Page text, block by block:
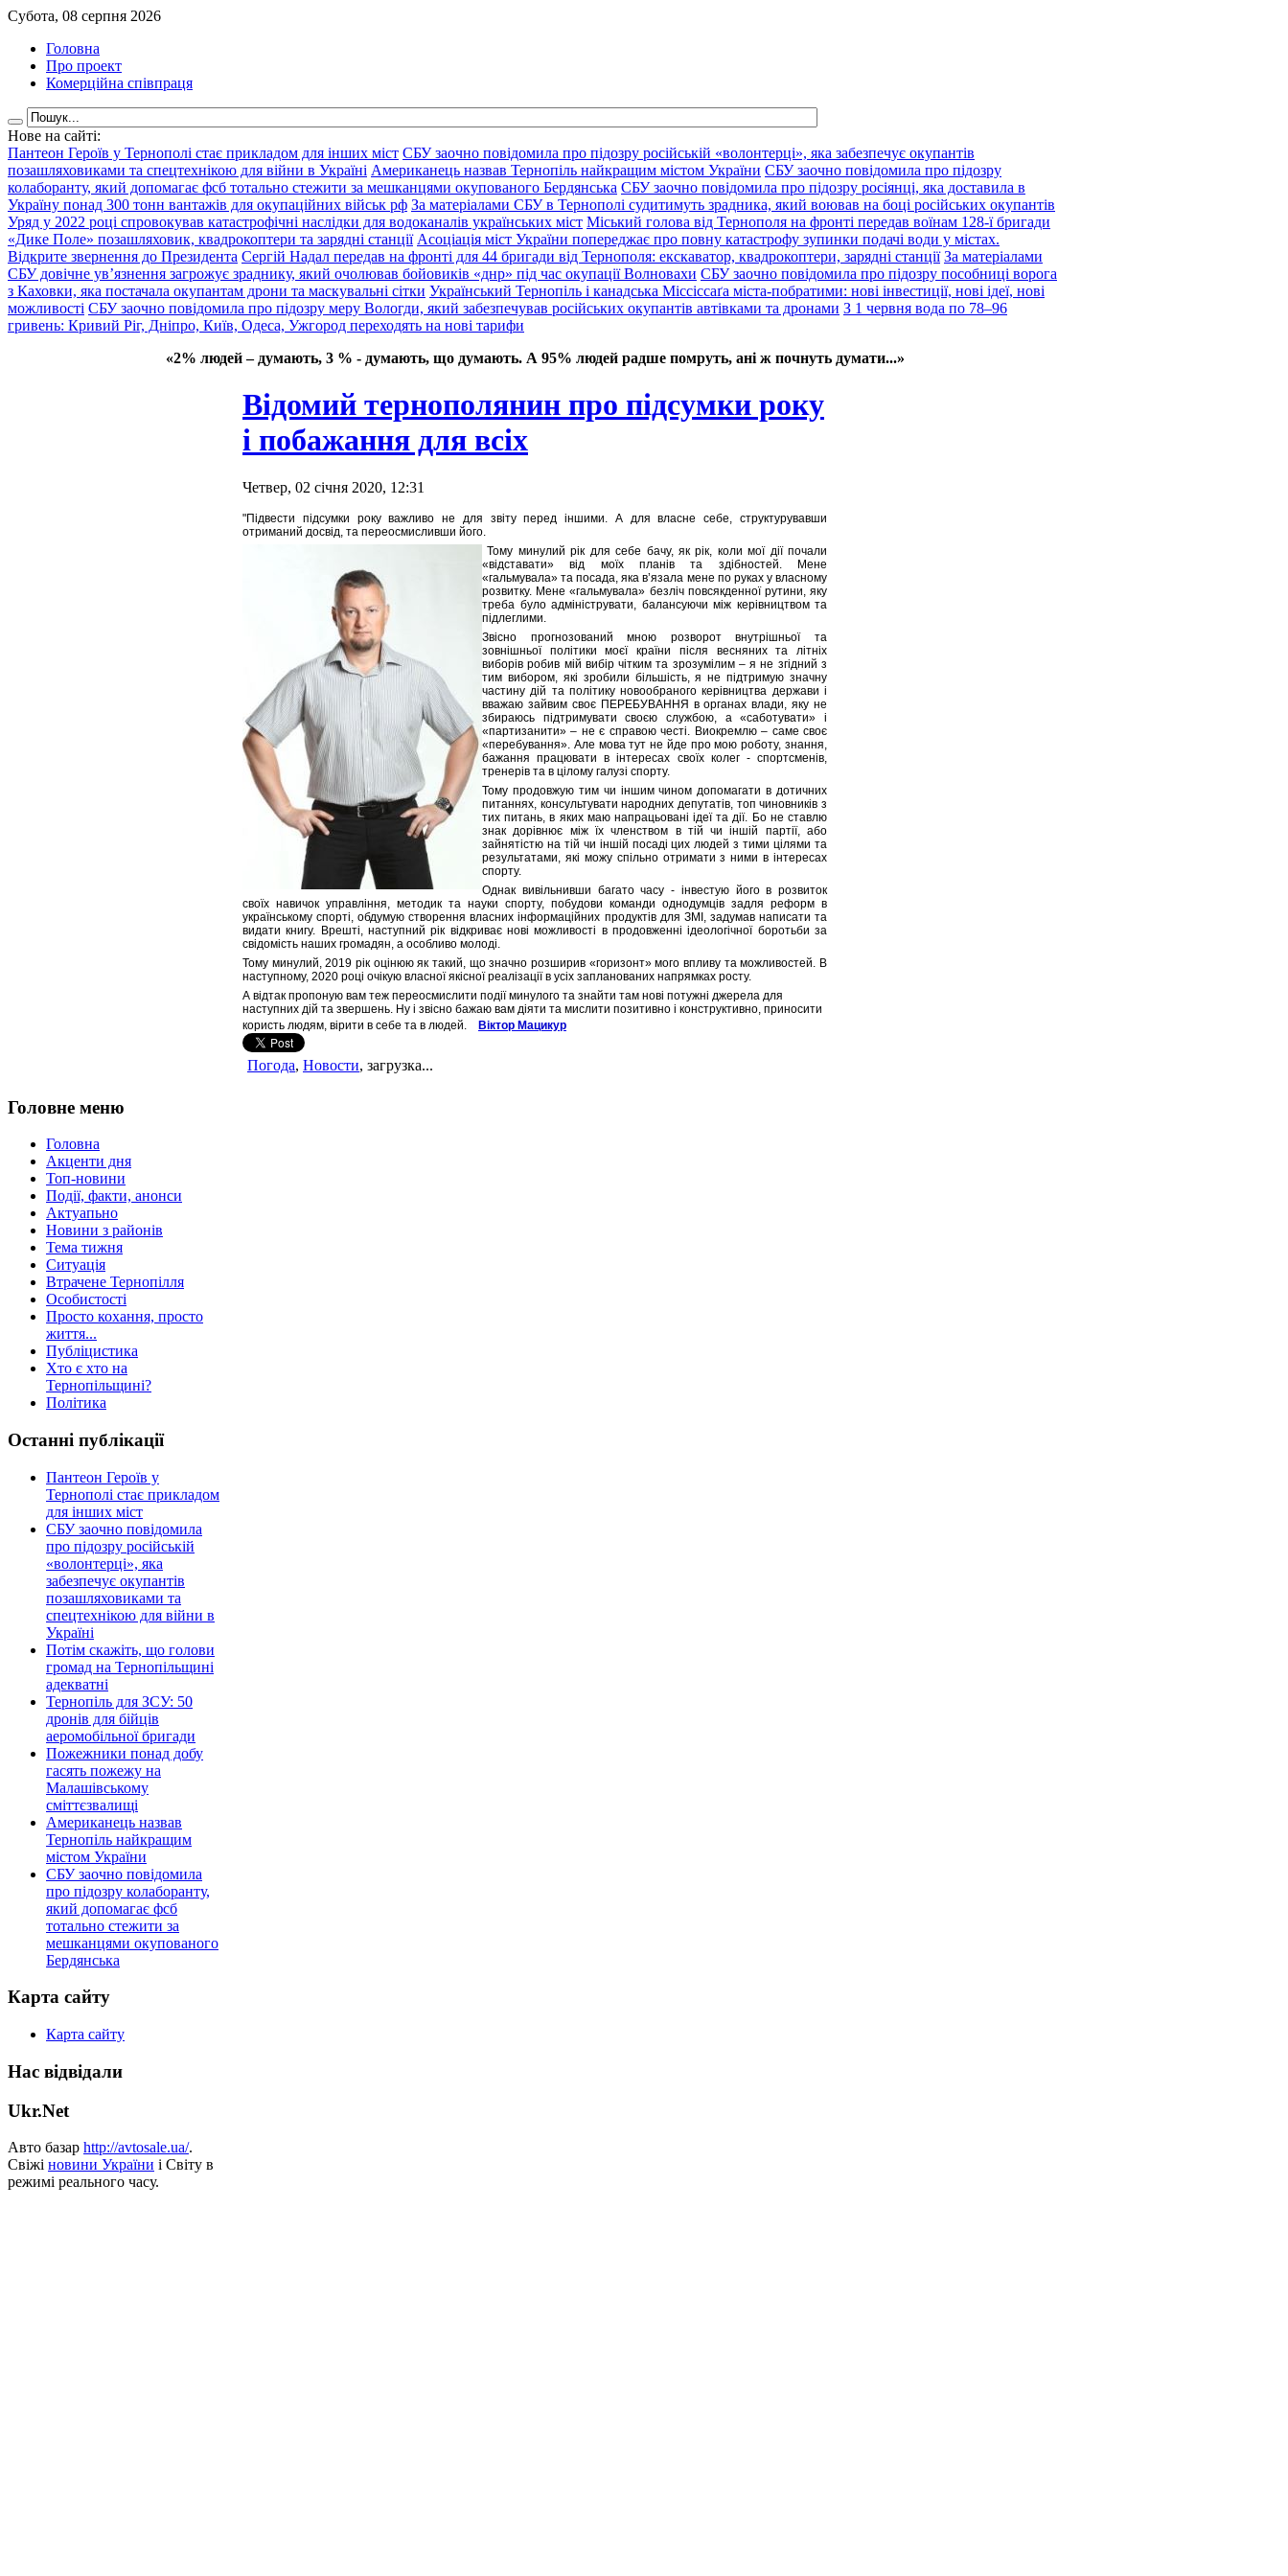
Субота, 08 серпня 2026
Головна
Про проект
Комерційна співпраця
Нове на сайті:
Пантеон Героїв у Тернополі стає прикладом для інших міст СБУ заочно повідомила про підозру російській «волонтерці», яка забезпечує окупантів
позашляховиками та спецтехнікою для війни в Україні Американець назвав Тернопіль найкращим містом України СБУ заочно повідомила про підозру
колаборанту, який допомагає фсб тотально стежити за мешканцями окупованого Бердянська СБУ заочно повідомила про підозру росіянці, яка доставила в
Україну понад 300 тонн вантажів для окупаційних військ рф За матеріалами СБУ в Тернополі судитимуть зрадника, який воював на боці російських окупантів
Уряд у 2022 році спровокував катастрофічні наслідки для водоканалів українських міст Міський голова від Тернополя на фронті передав воїнам 128-ї бригади
«Дике Поле» позашляховик, квадрокоптери та зарядні станції Асоціація міст України попереджає про повну катастрофу зупинки подачі води у містах.
Відкрите звернення до Президента Сергій Надал передав на фронті для 44 бригади від Тернополя: екскаватор, квадрокоптери, зарядні станції За матеріалами
СБУ довічне ув’язнення загрожує зраднику, який очолював бойовиків «днр» під час окупації Волновахи СБУ заочно повідомила про підозру пособниці ворога
з Каховки, яка постачала окупантам дрони та маскувальні сітки Український Тернопіль і канадська Міссіссаґа міста-побратими: нові інвестиції, нові ідеї, нові
можливості СБУ заочно повідомила про підозру меру Вологди, який забезпечував російських окупантів автівками та дронами З 1 червня вода по 78–96
гривень: Кривий Ріг, Дніпро, Київ, Одеса, Ужгород переходять на нові тарифи
«2% людей – думають, 3 % - думають, що думають. А 95% людей радше помруть, ані ж почнуть думати...»
Відомий тернополянин про підсумки року
і побажання для всіх
Четвер, 02 січня 2020, 12:31
"Підвести підсумки року важливо не для звіту перед іншими. А для власне себе, структурувавши
отриманий досвід, та переосмисливши його.
Тому минулий рік для себе бачу, як рік, коли мої дії почали
«відставати» від моїх планів та здібностей. Мене
«гальмувала» та посада, яка в’язала мене по руках у власному
розвитку. Мене «гальмувала» безліч повсякденної рутини, яку
треба було адмініструвати, балансуючи між керівництвом та
підлеглими.
Звісно прогнозований мною розворот внутрішньої та
зовнішньої політики моєї країни після весняних та літніх
виборів робив мій вибір чітким та зрозумілим – я не згідний з
тим вибором, які зробили більшість, я не підтримую значну
частину дій та політику новообраного керівництва держави і
вважаю зайвим своє ПЕРЕБУВАННЯ в органах влади, яку не
збираюсь підтримувати своєю службою, а «саботувати» і
«партизанити» – не є справою честі. Виокремлю – саме своє
«перебування». Але мова тут не йде про мою роботу, знання,
бажання працювати в інтересах своїх колег - спортсменів,
тренерів та в цілому галузі спорту.
Тому продовжую тим чи іншим чином допомагати в дотичних
питаннях, консультувати народних депутатів, топ чиновників з
тих питань, в яких маю напрацьовані ідеї та дії. Бо не ставлю
знак дорівнює між їх членством в тій чи іншій партії, або
зайнятістю на тій чи іншій посаді цих людей з тими цілями та
результатами, які можу спільно отримати з ними в інтересах
спорту.
Однак вивільнивши багато часу - інвестую його в розвиток
своїх навичок управління, методик та науки спорту, побудови команди однодумців задля реформ в
українському спорті, обдумую створення власних інформаційних продуктів для ЗМІ, задумав написати та
видати книгу. Врешті, наступний рік відкриває нові можливості в продовженні ідеологічної боротьби за
свідомість наших громадян, а особливо молоді.
Тому минулий, 2019 рік оцінюю як такий, що значно розширив «горизонт» мого впливу та можливостей. В
наступному, 2020 році очікую власної якісної реалізації в усіх запланованих напрямках росту.
А відтак пропоную вам теж переосмислити події минулого та знайти там нові потужні джерела для
наступних дій та звершень. Ну і звісно бажаю вам діяти та мислити позитивно і конструктивно, приносити
користь людям, вірити в себе та в людей.
Віктор Мацикур
Погода, Новости, загрузка...
Головне меню
Головна
Акценти дня
Топ-новини
Події, факти, анонси
Актуапьно
Новини з районів
Тема тижня
Ситуація
Втрачене Тернопілля
Особистості
Просто кохання, просто
життя...
Публіцистика
Хто є хто на
Тернопільщині?
Політика
Останні публікації
Пантеон Героїв у
Тернополі стає прикладом
для інших міст
СБУ заочно повідомила
про підозру російській
«волонтерці», яка
забезпечує окупантів
позашляховиками та
спецтехнікою для війни в
Україні
Потім скажіть, що голови
громад на Тернопільщині
адекватні
Тернопіль для ЗСУ: 50
дронів для бійців
аеромобільної бригади
Пожежники понад добу
гасять пожежу на
Малашівському
сміттєзвалищі
Американець назвав
Тернопіль найкращим
містом України
СБУ заочно повідомила
про підозру колаборанту,
який допомагає фсб
тотально стежити за
мешканцями окупованого
Бердянська
Карта сайту
Карта сайту
Нас відвідали
Ukr.Net
Авто базар http://avtosale.ua/.
Свіжі новини України і Світу в
режимі реального часу.